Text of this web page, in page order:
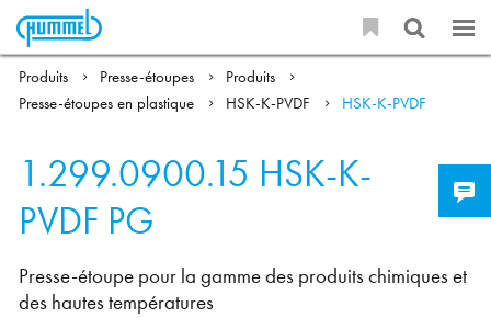
Produits Presse-étoupes
Produits
Presse-étoupes en plastique
HSK-K-PVDF HSK-K-PVDF
1.299.0900.15 HSK-K-
PVDF PG
Presse-étoupe pour la gamme des produits chimiques et
des hautes températures